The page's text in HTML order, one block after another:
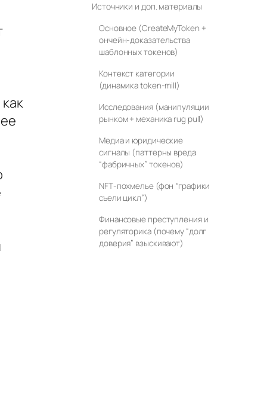
Источники и доп. материалы
Основное (CreateMyToken +
ончейн‑доказательства
шаблонных токенов)
Контекст категории
(динамика token‑mill)
Исследования (манипуляции
рынком + механика rug pull)
Медиа и юридические
сигналы (паттерны вреда
“фабричных” токенов)
NFT‑похмелье (фон “графики
съели цикл”)
Финансовые преступления и
регуляторика (почему “долг
доверия” взыскивают)